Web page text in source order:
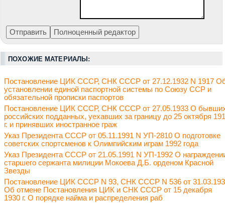
ПОХОЖИЕ МАТЕРИАЛЫ:
Постановление ЦИК СССР, СНК СССР от 27.12.1932 N 1917
установлении единой паспортной системы по Союзу ССР и
обязательной прописки паспортов
Постановление ЦИК СССР, СНК СССР от 27.05.1933 О
российских подданных, уехавших за границу до 25 октября
г. и принявших иностранное граж
Указ Президента СССР от 05.11.1991 N УП-2810 О подготовке
советских спортсменов к Олимпийским играм 1992 года
Указ Президента СССР от 21.05.1991 N УП-1992 О
старшего сержанта милиции Мокоева Д.Б. орденом Красной
Звезды
Постановление ЦИК СССР N 93, СНК СССР N 536 от
Об отмене Постановления ЦИК и СНК СССР от 15 декабря
1930 г. О порядке найма и распределения раб